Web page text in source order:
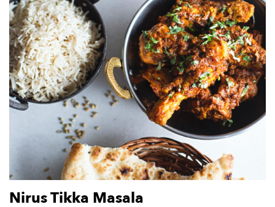
Nirus Tikka Masala